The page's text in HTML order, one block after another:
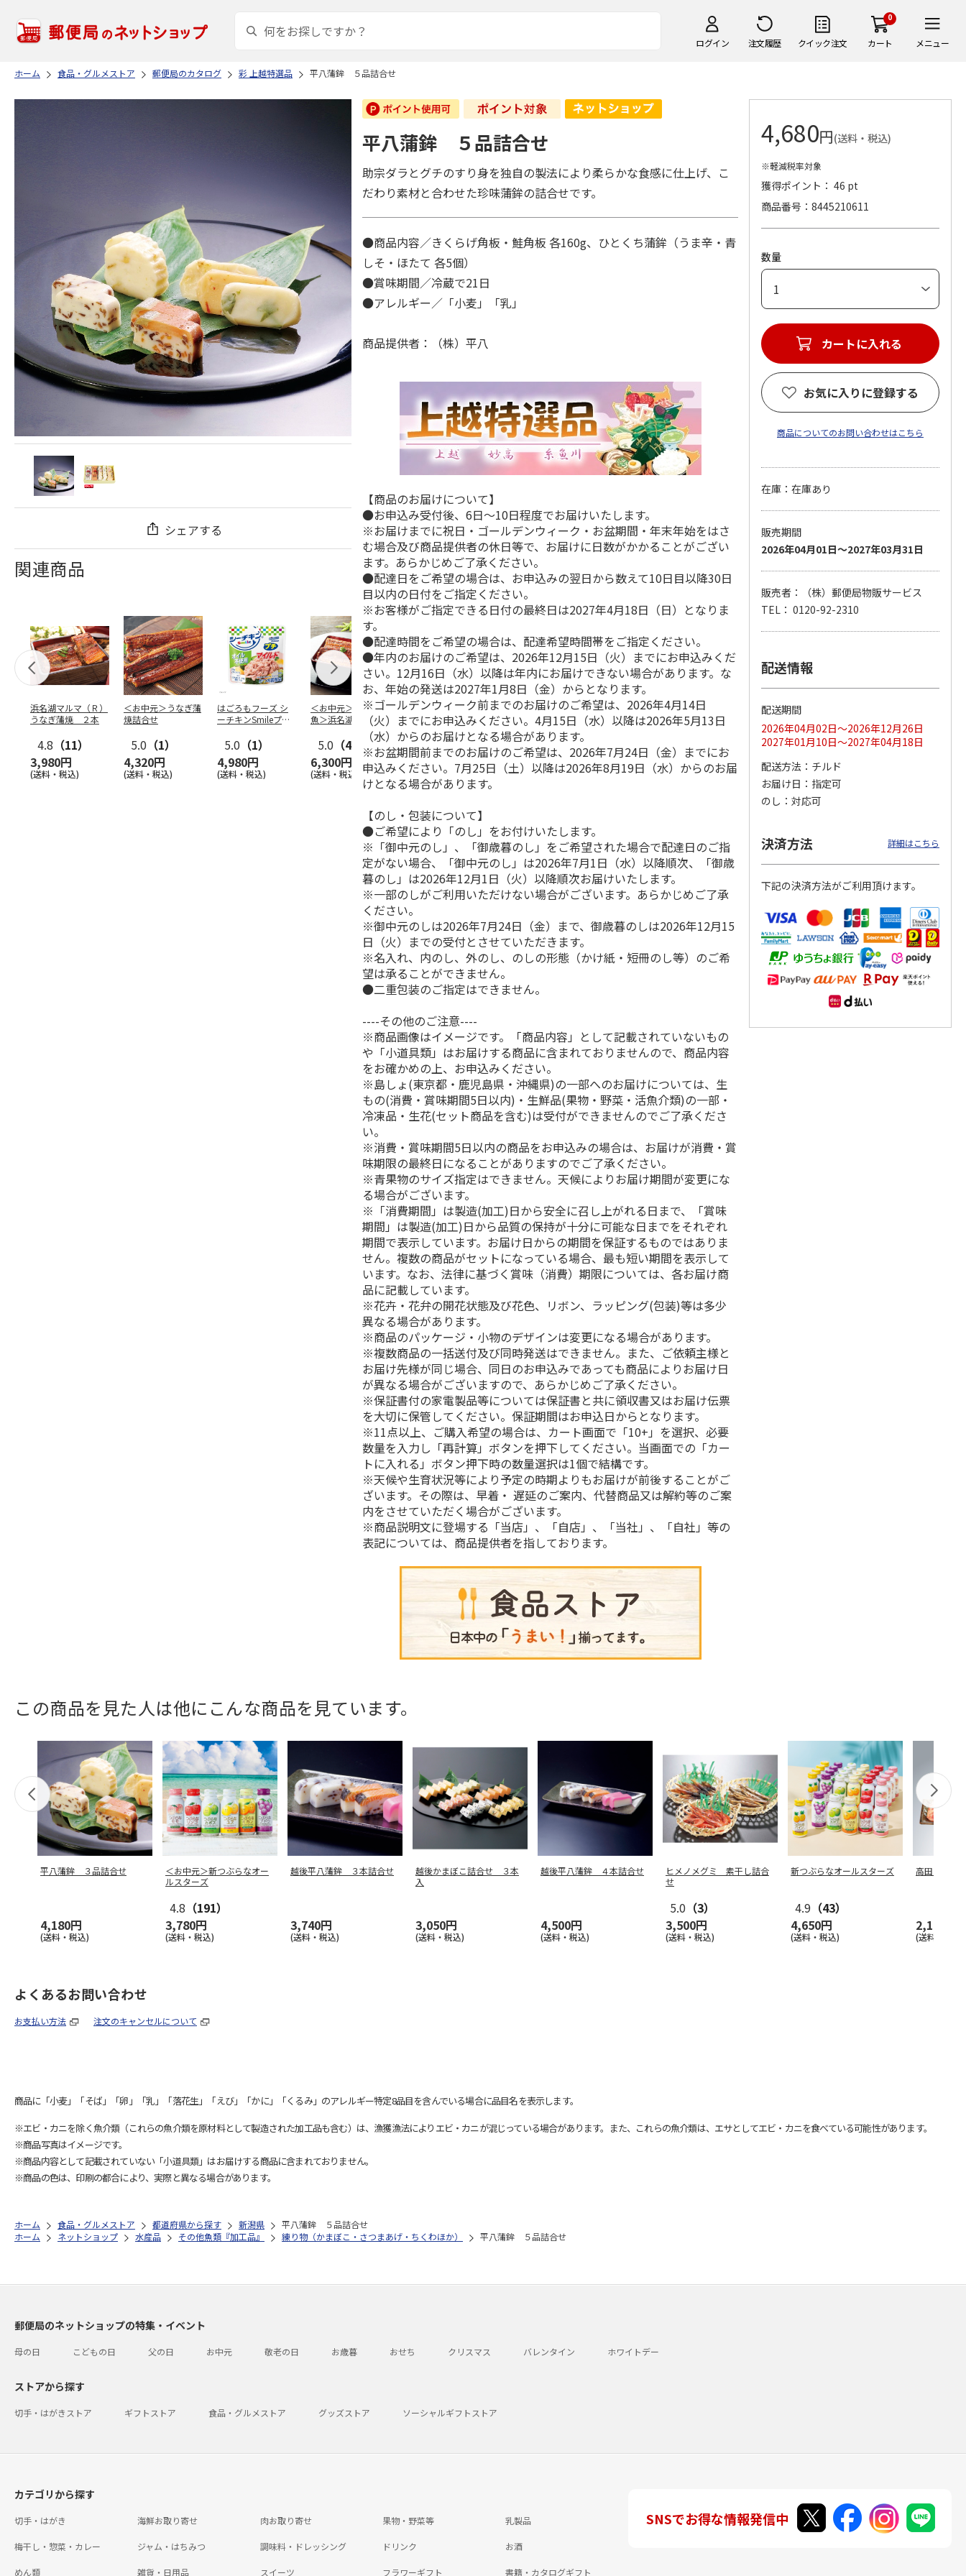
ログイン 注文履歴 クイック注文
0
カート メニュー
ホーム 食品・グルメストア 郵便局のカタログ 彩 上越特選品 平八蒲鉾 ５品詰合せ
シェアする
関連商品
浜名湖マルマ（Ｒ）
うなぎ蒲焼 ２本
4.8 （11）
3,980円
(送料・税込)
＜お中元＞うなぎ蒲
焼詰合せ
5.0 （1）
4,320円
(送料・税込)
はごろもフーズ シ
ーチキンSmileプチ
5.0 （1）
4,980円
(送料・税込)
＜お中元＞＜大和養
魚＞浜名湖うなぎ蒲
5.0 （4）
6,300円
(送料・税込)
＜お中元＞うなぎ蒲
焼詰合せ
5,400円
(送料・税込)
＜お中元＞＜大和養
魚＞浜名湖うなぎ蒲
焼４本
5.0（1）
11,800円
(送料・税込)
＜お中元＞レンジで
簡単焼魚 ５切セッ
5.0（1）
3,780円
(送料・税込)
呼子朝市ひもの詰合
せ
4.5（8）
3,300円
(送料・税込)
＜お中元＞愛知三河
ト
5.0（1）
5,800円
(送料・税込)
5.0（1）
平八蒲鉾 ５品詰合せ
助宗ダラとグチのすり身を独自の製法により柔らかな食感に仕上げ、こ
だわり素材と合わせた珍味蒲鉾の詰合せです。
●商品内容／きくらげ角板・鮭角板 各160g、ひとくち蒲鉾（うま辛・青
しそ・ほたて 各5個）
●賞味期間／冷蔵で21日
●アレルギー／「小麦」「乳」
商品提供者：（株）平八
【商品のお届けについて】
●お申込み受付後、6日～10日程度でお届けいたします。
※お届けまでに祝日・ゴールデンウィーク・お盆期間・年末年始をはさ
む場合及び商品提供者の休日等で、お届けに日数がかかることがござい
ます。あらかじめご了承ください。
●配達日をご希望の場合は、お申込みの翌日から数えて10日目以降30日
目以内の日付をご指定ください。
※お客様がご指定できる日付の最終日は2027年4月18日（日）となりま
す。
●配達時間をご希望の場合は、配達希望時間帯をご指定ください。
●年内のお届けのご希望は、2026年12月15日（火）までにお申込みくだ
さい。12月16日（水）以降は年内にお届けできない場合があります。な
お、年始の発送は2027年1月8日（金）からとなります。
※ゴールデンウィーク前までのお届けのご希望は、2026年4月14日
（火）までにお申込みください。4月15日（水）以降は2026年5月13日
（水）からのお届けとなる場合があります。
※お盆期間前までのお届けのご希望は、2026年7月24日（金）までにお
申込みください。7月25日（土）以降は2026年8月19日（水）からのお届
けとなる場合があります。
【のし・包装について】
●ご希望により「のし」をお付けいたします。
※「御中元のし」、「御歳暮のし」をご希望された場合で配達日のご指
定がない場合、「御中元のし」は2026年7月1日（水）以降順次、「御歳
暮のし」は2026年12月1日（火）以降順次お届けいたします。
※一部のしがご利用いただけない場合がございます。あらかじめご了承
ください。
※御中元のしは2026年7月24日（金）まで、御歳暮のしは2026年12月15
日（火）までの受付とさせていただきます。
※名入れ、内のし、外のし、のしの形態（かけ紙・短冊のし等）のご希
望は承ることができません。
●二重包装のご指定はできません。
----その他のご注意----
※商品画像はイメージです。「商品内容」として記載されていないもの
や「小道具類」はお届けする商品に含まれておりませんので、商品内容
をお確かめの上、お申込みください。
※島しょ(東京都・鹿児島県・沖縄県)の一部へのお届けについては、生
もの(消費・賞味期間5日以内)・生鮮品(果物・野菜・活魚介類)の一部・
冷凍品・生花(セット商品を含む)は受付ができませんのでご了承くださ
い。
※消費・賞味期間5日以内の商品をお申込みの場合は、お届けが消費・賞
味期限の最終日になることがありますのでご了承ください。
※青果物のサイズ指定はできません。天候によりお届け期間が変更にな
る場合がございます。
※「消費期間」は製造(加工)日から安全に召し上がれる日まで、「賞味
期間」は製造(加工)日から品質の保持が十分に可能な日までをそれぞれ
期間で表示しています。お届け日からの期間を保証するものではありま
せん。複数の商品がセットになっている場合、最も短い期間を表示して
います。なお、法律に基づく賞味（消費）期限については、各お届け商
品に記載しています。
※花卉・花弁の開花状態及び花色、リボン、ラッピング(包装)等は多少
異なる場合があります。
※商品のパッケージ・小物のデザインは変更になる場合があります。
※複数商品の一括送付及び同時発送はできません。また、ご依頼主様と
お届け先様が同じ場合、同日のお申込みであっても商品によりお届け日
が異なる場合がございますので、あらかじめご了承ください。
※保証書付の家電製品等については保証書と共に領収書又はお届け伝票
を大切に保管してください。保証期間はお申込日からとなります。
※11点以上、ご購入希望の場合は、カート画面で「10+」を選択、必要
数量を入力し「再計算」ボタンを押下してください。当画面での「カー
トに入れる」ボタン押下時の数量選択は1個で結構です。
※天候や生育状況等により予定の時期よりもお届けが前後することがご
ざいます。その際は、早着・ 遅延のご案内、代替商品又は解約等のご案
内をさせていただく場合がございます。
※商品説明文に登場する「当店」、「自店」、「当社」、「自社」等の
表記については、商品提供者を指しております。
4,680円(送料・税込)
※軽減税率対象
獲得ポイント： 46 pt
商品番号
8445210611
数量
カートに入れる
お気に入りに登録する
商品についてのお問い合わせはこちら
在庫：在庫あり
販売期間
2026年04月01日～2027年03月31日
販売者：（株）郵便局物販サービス
TEL： 0120-92-2310
配送情報
配送期間
2026年04月02日～2026年12月26日
2027年01月10日～2027年04月18日
配送方法
チルド
お届け日
指定可
のし
対応可
決済方法 詳細はこちら
下記の決済方法がご利用頂けます。
この商品を見た人は他にこんな商品を見ています。
平八蒲鉾 ３品詰合せ
4,180円
(送料・税込)
＜お中元＞新つぶらなオー
ルスターズ
4.8 （191）
3,780円
(送料・税込)
越後平八蒲鉾 ３本詰合せ
3,740円
(送料・税込)
越後かまぼこ詰合せ ３本
入
3,050円
(送料・税込)
越後平八蒲鉾 ４本詰合せ
4,500円
(送料・税込)
ヒメノメグミ 素干し詰合
せ
5.0 （3）
3,500円
(送料・税込)
新つぶらなオールスターズ
4.9 （43）
4,650円
(送料・税込)
高田みやげ
2,160円
(送料・税込)
よくあるお問い合わせ
お支払い方法 注文のキャンセルについて
商品に「小麦」「そば」「卵」「乳」「落花生」「えび」「かに」「くるみ」のアレルギー特定8品目を含んでいる場合に品目名を表示します。
※エビ・カニを除く魚介類（これらの魚介類を原材料として製造された加工品も含む）は、漁獲漁法によりエビ・カニが混じっている場合があります。また、これらの魚介類は、エサとしてエビ・カニを食べている可能性があります。
※商品写真はイメージです。
※商品内容として記載されていない「小道具類」はお届けする商品に含まれておりません。
※商品の色は、印刷の都合により、実際と異なる場合があります。
ホーム 食品・グルメストア 都道府県から探す 新潟県
平八蒲鉾 ５品詰合せ
ホーム
ネットショップ 水産品 その他魚類『加工品』 練り物（かまぼこ・さつまあげ・ちくわほか） 平八蒲鉾 ５品詰合せ
郵便局のネットショップの特集・イベント
母の日 こどもの日 父の日 お中元 敬老の日 お歳暮 おせち クリスマス バレンタイン ホワイトデー
ストアから探す
切手・はがきストア ギフトストア 食品・グルメストア グッズストア ソーシャルギフトストア
カテゴリから探す
切手・はがき 海鮮お取り寄せ 肉お取り寄せ 果物・野菜等 乳製品
梅干し・惣菜・カレー ジャム・はちみつ 調味料・ドレッシング ドリンク お酒
めん類 雑貨・日用品 スイーツ フラワーギフト 書籍・カタログギフト
SNSでお得な情報発信中